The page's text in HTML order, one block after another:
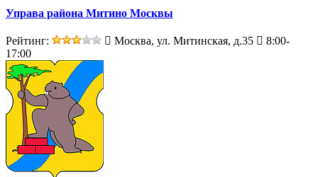
Управа района Митино Москвы
Рейтинг: Москва, ул. Митинская, д.35
8:00-
17:00